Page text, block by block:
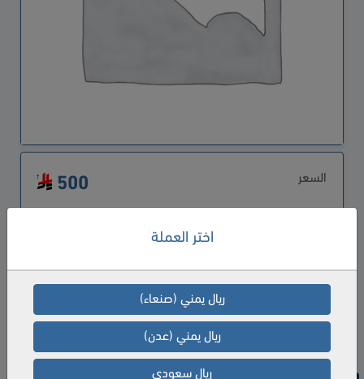
اختر العملة
ريال يمني (صنعاء)
ريال يمني (عدن)
ريال سعودي
السعر 500
إضافة إلى السلة